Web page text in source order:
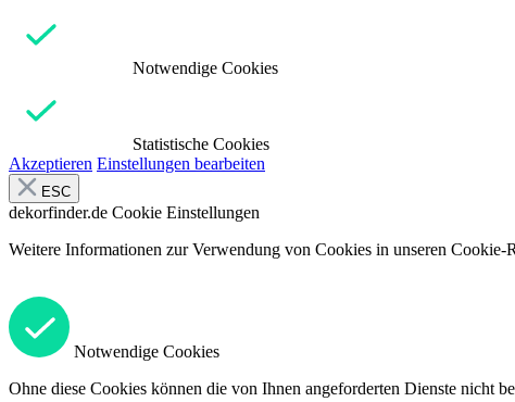
Notwendige Cookies
Statistische Cookies
Akzeptieren Einstellungen bearbeiten
ESC
dekorfinder.de Cookie Einstellungen
Weitere Informationen zur Verwendung von Cookies in unseren Cookie-
Notwendige Cookies
Ohne diese Cookies können die von Ihnen angeforderten Dienste nicht